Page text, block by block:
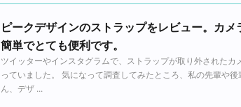
ピークデザインのストラップをレビュー。カ
簡単でとても便利です。
ツイッターやインスタグラムで、ストラップが取り外された
っていました。 気になって調査してみたところ、私の先輩や
ん、デザ ...